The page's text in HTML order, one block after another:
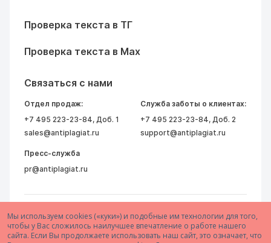
Мы используем cookies («куки») и подобные им технологии для того,
чтобы у Вас сложилось наилучшее впечатление о работе нашего
сайта. Если Вы продолжаете использовать наш сайт, это означает, что
Проверка текста в ТГ
Проверка текста в Max
Связаться с нами
Отдел продаж:
+7 495 223-23-84, Доб. 1
sales@antiplagiat.ru
Служба заботы о клиентах:
+7 495 223-23-84, Доб. 2
support@antiplagiat.ru
Пресс-служба
pr@antiplagiat.ru